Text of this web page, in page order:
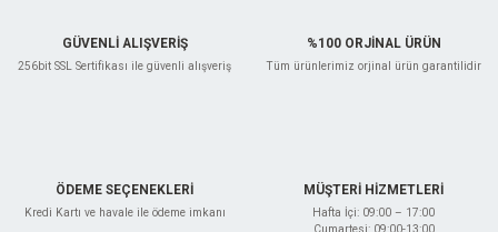
GÜVENLİ ALIŞVERİŞ
256bit SSL Sertifikası ile güvenli alışveriş
%100 ORJİNAL ÜRÜN
Tüm ürünlerimiz orjinal ürün garantilidir
ÖDEME SEÇENEKLERİ
Kredi Kartı ve havale ile ödeme imkanı
MÜŞTERİ HİZMETLERİ
Hafta İçi: 09:00 – 17:00
Cumartesi: 09:00-13:00